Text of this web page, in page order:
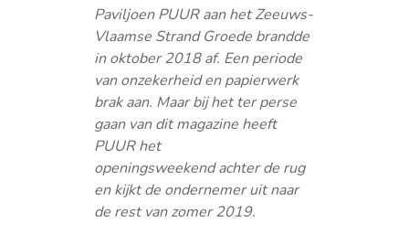
Paviljoen PUUR aan het Zeeuws-
Vlaamse Strand Groede brandde
in oktober 2018 af. Een periode
van onzekerheid en papierwerk
brak aan. Maar bij het ter perse
gaan van dit magazine heeft
PUUR het
openingsweekend achter de rug
en kijkt de ondernemer uit naar
de rest van zomer 2019.